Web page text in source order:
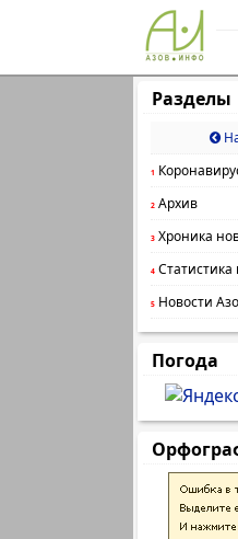
Разделы
1
2 Архив
3 Хроника
4 Статистика
5 Новости
Погода